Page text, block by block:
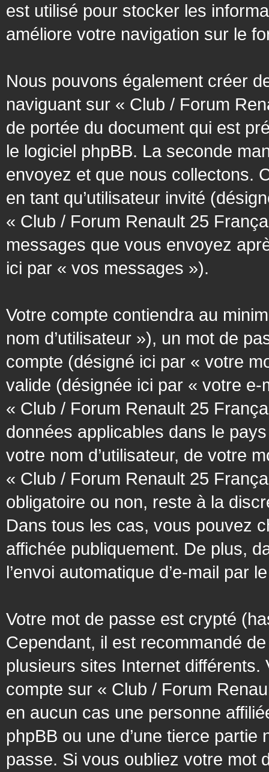
est utilisé pour stocker les
améliore votre navigation sur le
Nous pouvons également créer
naviguant sur « Club / Forum
de portée du document qui est
le logiciel phpBB. La seconde
envoyez et que nous collectons.
en tant qu’utilisateur invité
« Club / Forum Renault 25
messages que vous envoyez
ici par « vos messages »).
Votre compte contiendra au
nom d’utilisateur »), un mot de
compte (désigné ici par « votre
valide (désignée ici par « votre
« Club / Forum Renault 25
données applicables dans le
votre nom d’utilisateur, de votre
« Club / Forum Renault 25
obligatoire ou non, reste à la
Dans tous les cas, vous pouvez
affichée publiquement. De plus,
l’envoi automatique d’e-mail par
Votre mot de passe est crypté
Cependant, il est recommandé
plusieurs sites Internet différents.
compte sur « Club / Forum
en aucun cas une personne
phpBB ou une d’une tierce
passe. Si vous oubliez votre mot